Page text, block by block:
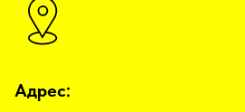
Адрес: